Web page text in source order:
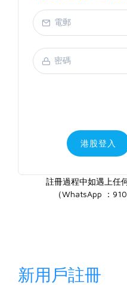
港股登入
註冊過程中如遇上任
（WhatsApp ：
新用戶註冊